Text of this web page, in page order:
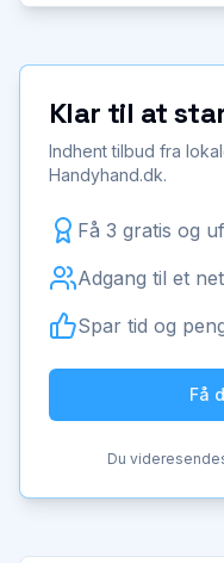
Klar til at
Indhent tilbud fra
Handyhand.dk.
Få 3 gratis og
Adgang til et
Spar tid og
Få
Du